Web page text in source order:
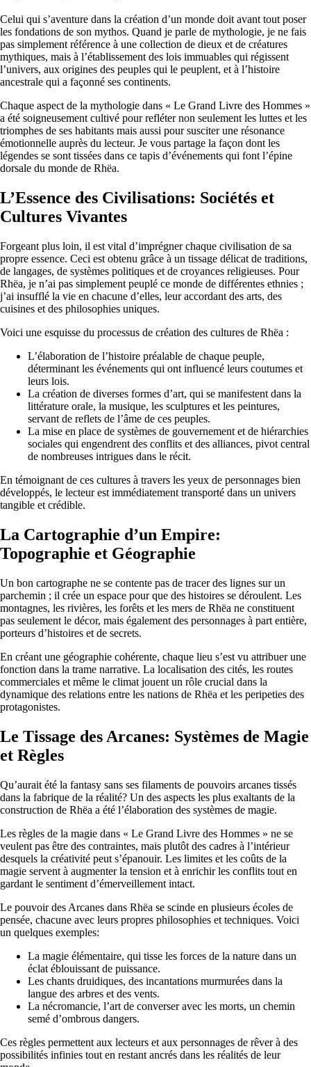
Celui qui s’aventure dans la création d’un monde doit avant tout poser
les fondations de son mythos. Quand je parle de mythologie, je ne fais
pas simplement référence à une collection de dieux et de créatures
mythiques, mais à l’établissement des lois immuables qui régissent
l’univers, aux origines des peuples qui le peuplent, et à l’histoire
ancestrale qui a façonné ses continents.
Chaque aspect de la mythologie dans « Le Grand Livre des Hommes »
a été soigneusement cultivé pour refléter non seulement les luttes et les
triomphes de ses habitants mais aussi pour susciter une résonance
émotionnelle auprès du lecteur. Je vous partage la façon dont les
légendes se sont tissées dans ce tapis d’événements qui font l’épine
dorsale du monde de Rhëa.
L’Essence des Civilisations: Sociétés et
Cultures Vivantes
Forgeant plus loin, il est vital d’imprégner chaque civilisation de sa
propre essence. Ceci est obtenu grâce à un tissage délicat de traditions,
de langages, de systèmes politiques et de croyances religieuses. Pour
Rhëa, je n’ai pas simplement peuplé ce monde de différentes ethnies ;
j’ai insufflé la vie en chacune d’elles, leur accordant des arts, des
cuisines et des philosophies uniques.
Voici une esquisse du processus de création des cultures de Rhëa :
L’élaboration de l’histoire préalable de chaque peuple,
déterminant les événements qui ont influencé leurs coutumes et
leurs lois.
La création de diverses formes d’art, qui se manifestent dans la
littérature orale, la musique, les sculptures et les peintures,
servant de reflets de l’âme de ces peuples.
La mise en place de systèmes de gouvernement et de hiérarchies
sociales qui engendrent des conflits et des alliances, pivot central
de nombreuses intrigues dans le récit.
En témoignant de ces cultures à travers les yeux de personnages bien
développés, le lecteur est immédiatement transporté dans un univers
tangible et crédible.
La Cartographie d’un Empire:
Topographie et Géographie
Un bon cartographe ne se contente pas de tracer des lignes sur un
parchemin ; il crée un espace pour que des histoires se déroulent. Les
montagnes, les rivières, les forêts et les mers de Rhëa ne constituent
pas seulement le décor, mais également des personnages à part entière,
porteurs d’histoires et de secrets.
En créant une géographie cohérente, chaque lieu s’est vu attribuer une
fonction dans la trame narrative. La localisation des cités, les routes
commerciales et même le climat jouent un rôle crucial dans la
dynamique des relations entre les nations de Rhëa et les peripeties des
protagonistes.
Le Tissage des Arcanes: Systèmes de Magie
et Règles
Qu’aurait été la fantasy sans ses filaments de pouvoirs arcanes tissés
dans la fabrique de la réalité? Un des aspects les plus exaltants de la
construction de Rhëa a été l’élaboration des systèmes de magie.
Les règles de la magie dans « Le Grand Livre des Hommes » ne se
veulent pas être des contraintes, mais plutôt des cadres à l’intérieur
desquels la créativité peut s’épanouir. Les limites et les coûts de la
magie servent à augmenter la tension et à enrichir les conflits tout en
gardant le sentiment d’émerveillement intact.
Le pouvoir des Arcanes dans Rhëa se scinde en plusieurs écoles de
pensée, chacune avec leurs propres philosophies et techniques. Voici
un quelques exemples:
La magie élémentaire, qui tisse les forces de la nature dans un
éclat éblouissant de puissance.
Les chants druidiques, des incantations murmurées dans la
langue des arbres et des vents.
La nécromancie, l’art de converser avec les morts, un chemin
semé d’ombrous dangers.
Ces règles permettent aux lecteurs et aux personnages de rêver à des
possibilités infinies tout en restant ancrés dans les réalités de leur